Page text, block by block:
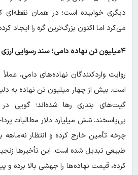
دیگری خوابیده است؛ در همان نقطه‌ای
می‌کرد اما اکنون بزرگ‌ترین گره را ایجاد
۴میلیون تن نهاده دامی؛ سند رسوایی ارزی
روایت واردکنندگان نهاده‌های دامی،
است. بیش از چهار میلیون تن نهاده به
گیت‌های بندری رها شده‌اند؛ گویی
بی‌پاسخند. شش میلیارد دلار مطالبات
چرخه تأمین خارج کرده و انتظار نه‌ماهه
طبیعی تبدیل شده است. این تأخیرها
کرده، قیمت نهاده‌ها را جهشی بالا برده